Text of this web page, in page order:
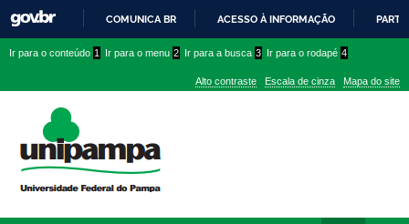
PARA
CONTEÚDO
COMUNICA BR ACESSO À INFORMAÇÃO
conteúdo
menu
superior
menu
Ir para o conteúdo 1 Ir para o menu 2 Ir para a busca 3 Ir para o rodapé 4
Alto contraste Escala de cinza Mapa do site